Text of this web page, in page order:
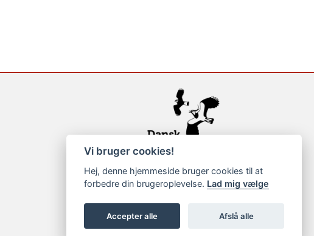
Vi bruger cookies!
Hej, denne hjemmeside bruger cookies til at
forbedre din brugeroplevelse. Lad mig vælge
Accepter alle Afslå alle